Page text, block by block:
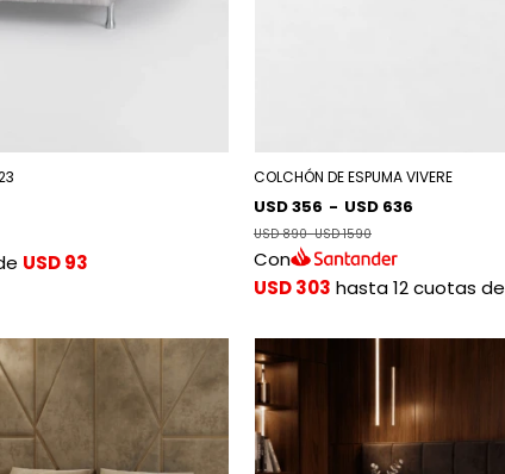
USD 93
COLCHÓN DE ESPUMA VIVERE
USD 356 - USD 636
USD 890-USD 1590
Con
USD 303 hasta 12 cuotas de